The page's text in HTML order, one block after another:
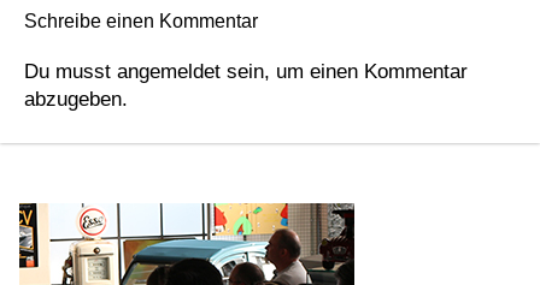
Schreibe einen Kommentar
Du musst angemeldet sein, um einen Kommentar
abzugeben.